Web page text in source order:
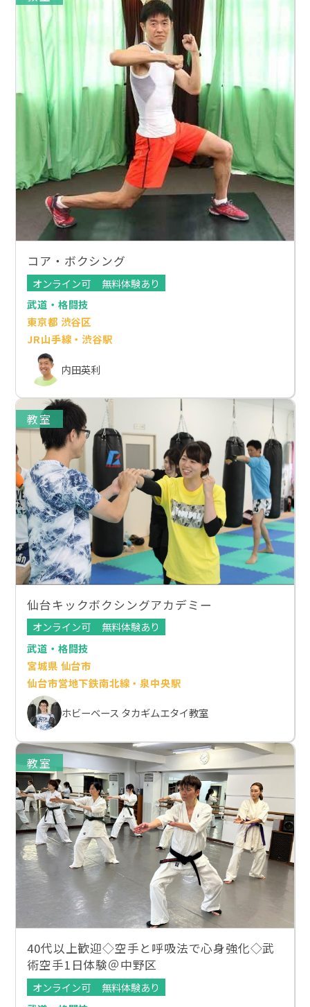
コア・ボクシング
オンライン可
無料体験あり
武道・格闘技
東京都 渋谷区
JR山手線・渋谷駅
内田英利
教室
仙台キックボクシングアカデミー
オンライン可
無料体験あり
武道・格闘技
宮城県 仙台市
仙台市営地下鉄南北線・泉中央駅
ホビーベース タカギムエタイ教室
教室
40代以上歓迎◇空手と呼吸法で心身強化◇武
術空手1日体験＠中野区
オンライン可
無料体験あり